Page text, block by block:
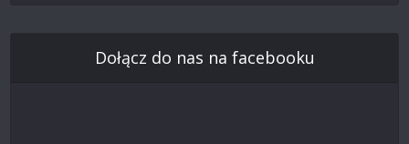
Dołącz do nas na facebooku